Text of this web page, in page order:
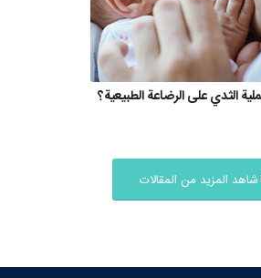
الثدي على الرضاعة الطبيعية؟
شاهد المزيد من المقالات